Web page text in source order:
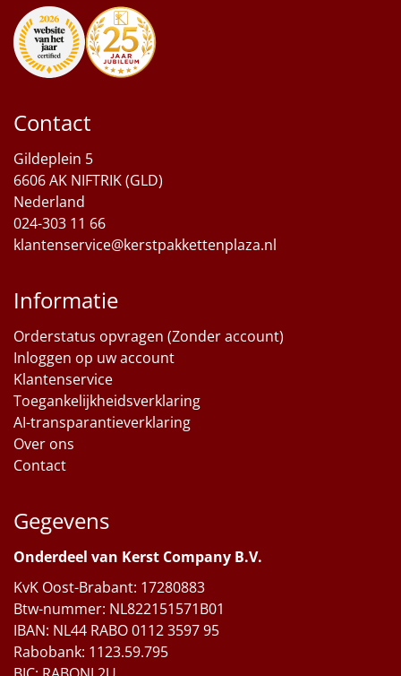
Contact
Gildeplein 5
6606 AK NIFTRIK (GLD)
Nederland
024-303 11 66
klantenservice@kerstpakkettenplaza.nl
Informatie
Orderstatus opvragen (Zonder account)
Inloggen op uw account
Klantenservice
Toegankelijkheidsverklaring
AI-transparantieverklaring
Over ons
Contact
Gegevens
Onderdeel van Kerst Company B.V.
KvK Oost-Brabant: 17280883
Btw-nummer: NL822151571B01
IBAN: NL44 RABO 0112 3597 95
Rabobank: 1123.59.795